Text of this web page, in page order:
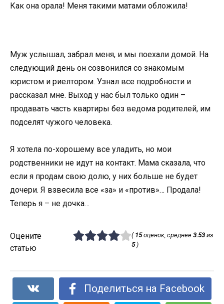
Как она орала! Меня такими матами обложила!
Муж услышал, забрал меня, и мы поехали домой. На
следующий день он созвонился со знакомым
юристом и риелтором. Узнал все подробности и
рассказал мне. Выход у нас был только один –
продавать часть квартиры без ведома родителей, им
подселят чужого человека.
Я хотела по-хорошему все уладить, но мои
родственники не идут на контакт. Мама сказала, что
если я продам свою долю, у них больше не будет
дочери. Я взвесила все «за» и «против»… Продала!
Теперь я – не дочка…
Оцените
статью
( 15оценок, среднее 3.53из
5)
Поделиться на Facebook